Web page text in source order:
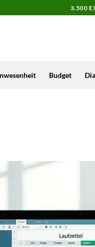
3.500
Budget